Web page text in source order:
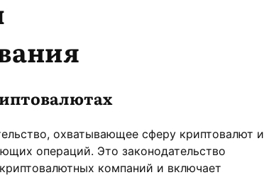
охватывающее сферу криптовалют и
операций. Это законодательство
компаний и включает